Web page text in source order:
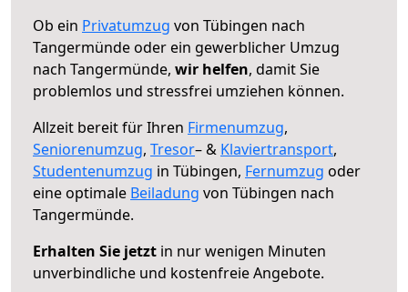
Ob ein Privatumzug von Tübingen nach
Tangermünde oder ein gewerblicher Umzug
nach Tangermünde, wir helfen, damit Sie
problemlos und stressfrei umziehen können.
Allzeit bereit für Ihren Firmenumzug,
Seniorenumzug, Tresor– & Klaviertransport,
Studentenumzug in Tübingen, Fernumzug oder
eine optimale Beiladung von Tübingen nach
Tangermünde.
Erhalten Sie jetzt in nur wenigen Minuten
unverbindliche und kostenfreie Angebote.